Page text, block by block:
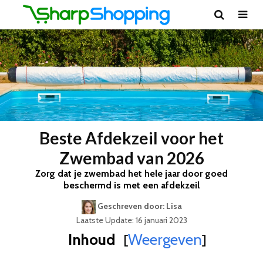
Beste Afdekzeil voor het
Zwembad van 2026
Zorg dat je zwembad het hele jaar door goed
beschermd is met een afdekzeil
Geschreven door: Lisa
Laatste Update: 16 januari 2023
Inhoud [Weergeven]